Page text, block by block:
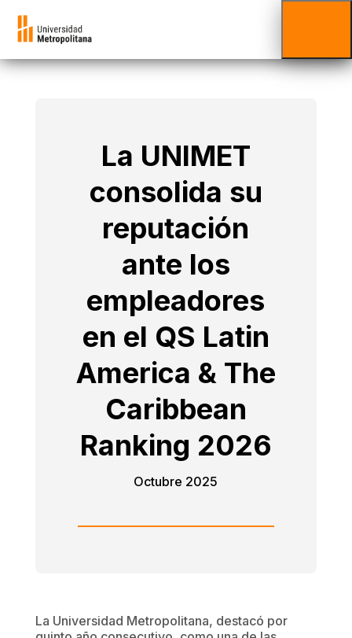
La UNIMET
consolida su
reputación
ante los
empleadores
en el QS Latin
America & The
Caribbean
Ranking 2026
Octubre 2025
La Universidad Metropolitana, destacó por